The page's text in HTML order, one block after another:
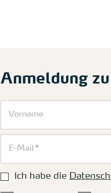
Anmeldung
Ich habe die